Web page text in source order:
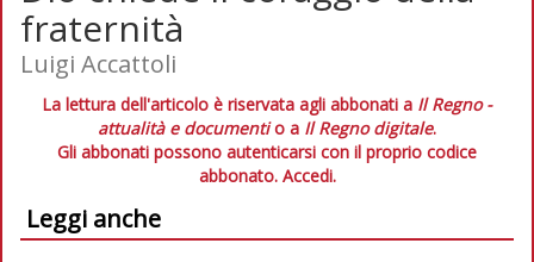
fraternità
Luigi Accattoli
La lettura dell'articolo è riservata agli abbonati a Il Regno -
attualità e documentio a Il Regno digitale.
Gli abbonati possono autenticarsi con il proprio codice
abbonato. Accedi.
Leggi anche